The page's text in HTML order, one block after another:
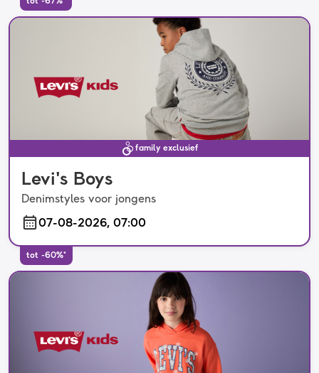
family exclusief
Levi's Boys
Denimstyles voor jongens
07-08-2026, 07:00
tot -60%*